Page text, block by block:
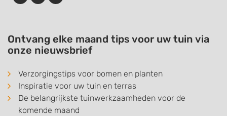
Ontvang elke maand tips voor uw tuin via
onze nieuwsbrief
Verzorgingstips voor bomen en planten
Inspiratie voor uw tuin en terras
De belangrijkste tuinwerkzaamheden voor de
komende maand